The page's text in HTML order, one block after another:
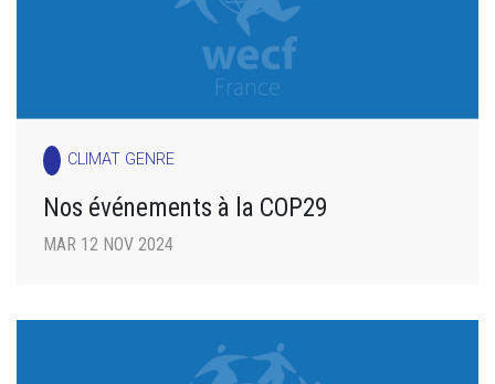
CLIMAT GENRE
Nos événements à la COP29
MAR 12 NOV 2024